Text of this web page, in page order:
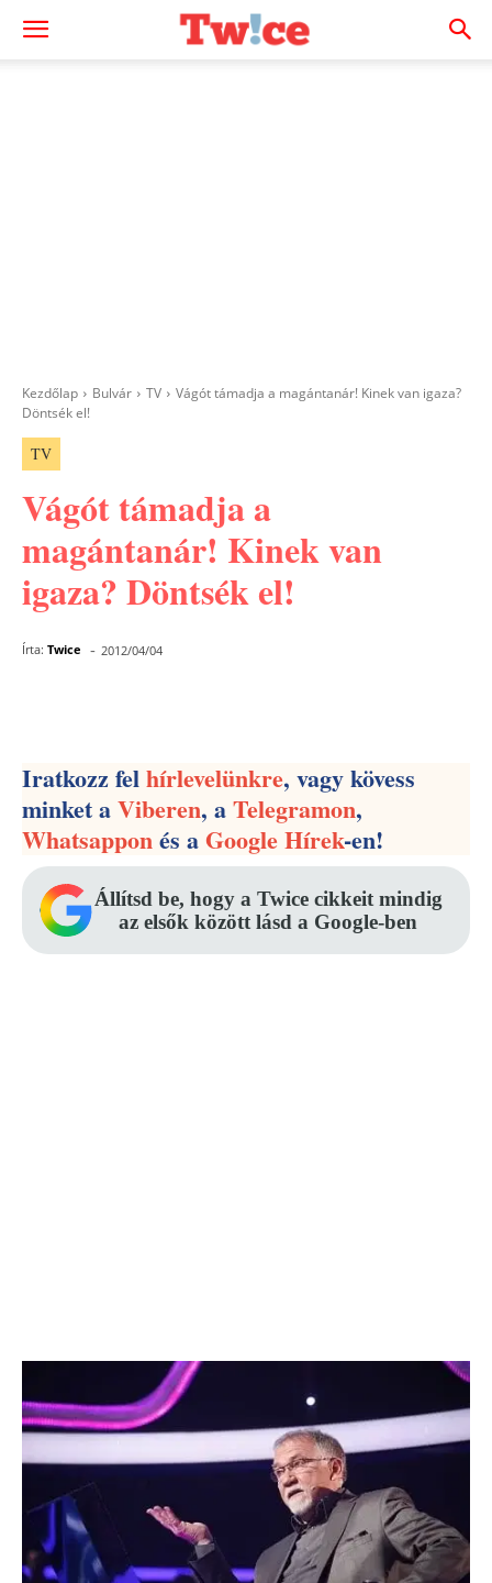
Kezdőlap Bulvár TV
Vágót támadja a magántanár! Kinek van igaza?
Döntsék el!
TV
Vágót támadja a
magántanár! Kinek van
igaza? Döntsék el!
Írta: Twice - 2012/04/04
Iratkozz felhírlevelünkre, vagy kövess
minket aViberen, aTelegramon,
Whatsapponés aGoogle Hírek-en!
Állítsd be, hogy a Twice cikkeit mindig
az elsők között lásd a Google-ben